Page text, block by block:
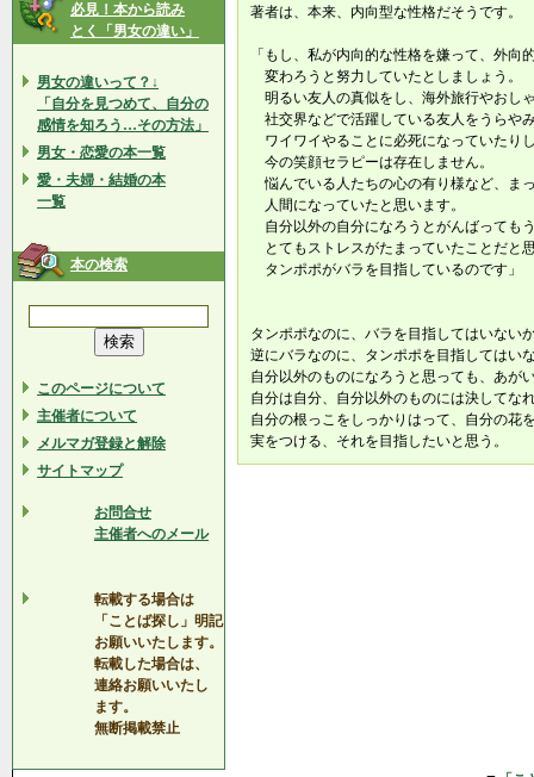
必見！本から読み
とく「男女の違い」
男女の違いって？↓
「自分を見つめて、自分の
感情を知ろう…その方法」
男女・恋愛の本一覧
愛・夫婦・結婚の本
一覧
本の検索
このページについて
主催者について
メルマガ登録と解除
サイトマップ
お問合せ
主催者へのメール
転載する場合は
「ことば探し」明記
お願いいたします。
転載した場合は、
連絡お願いいたし
ます。
無断掲載禁止
著者は、本来、内向型な性格だそうです。
「もし、私が内向的な性格を嫌って、外向
変わろうと努力していたとしましょう。
明るい友人の真似をし、海外旅行やおし
社交界などで活躍している友人をうらや
ワイワイやることに必死になっていたり
今の笑顔セラピーは存在しません。
悩んでいる人たちの心の有り様など、ま
人間になっていたと思います。
自分以外の自分になろうとがんばっても
とてもストレスがたまっていたことだと
タンポポがバラを目指しているのです」
タンポポなのに、バラを目指してはいない
逆にバラなのに、タンポポを目指してはい
自分以外のものになろうと思っても、あが
自分は自分、自分以外のものには決してな
自分の根っこをしっかりはって、自分の花
実をつける、それを目指したいと思う。